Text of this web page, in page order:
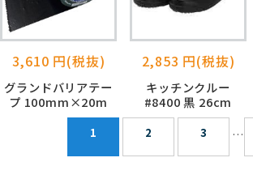
3,610 円(税抜)
グランドバリアテー
プ 100mm×20m
2,853 円(税抜)
キッチンクルー
#8400 黒 26cm
1 2 3 …